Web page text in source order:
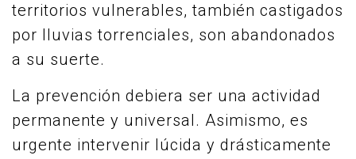
territorios vulnerables, también castigados
por lluvias torrenciales, son abandonados
a su suerte.
La prevención debiera ser una actividad
permanente y universal. Asimismo, es
urgente intervenir lúcida y drásticamente